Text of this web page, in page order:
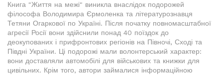
Книга "Життя на межі" виникла внаслідок подорожей
філософа Володимира Єрмоленка та літературознавця
Тетяни Огаркової по Україні. Після початку повномасштабної
агресії Росії вони здійснили понад 40 поїздок до
деокупованих і прифронтових регіонів на Півночі, Сході та
Півдні України. Ці подорожі мали волонтерський характер:
вони доставляли автомобілі для військових та книжки для
цивільних. Крім того, автори займалися інформаційною